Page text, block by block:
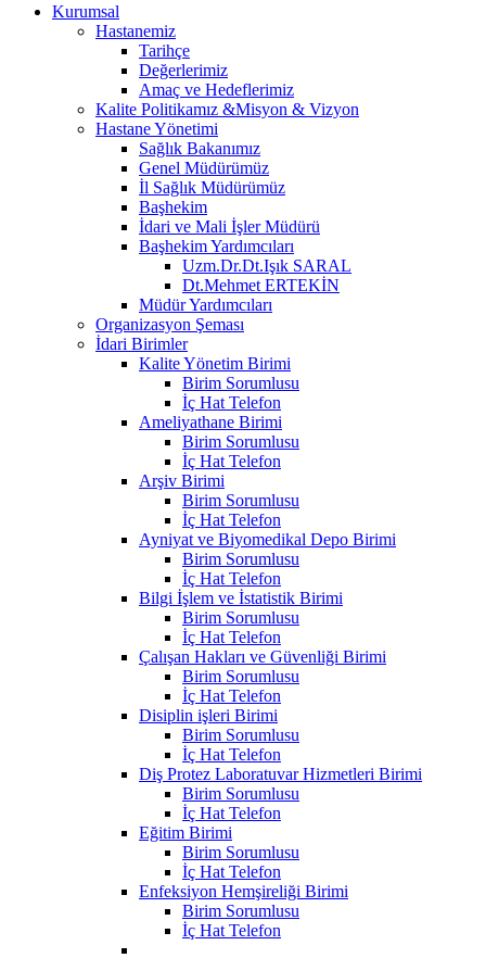
Kurumsal
Hastanemiz
Tarihçe
Değerlerimiz
Amaç ve Hedeflerimiz
Kalite Politikamız &Misyon & Vizyon
Hastane Yönetimi
Sağlık Bakanımız
Genel Müdürümüz
İl Sağlık Müdürümüz
Başhekim
İdari ve Mali İşler Müdürü
Başhekim Yardımcıları
Uzm.Dr.Dt.Işık SARAL
Dt.Mehmet ERTEKİN
Müdür Yardımcıları
Organizasyon Şeması
İdari Birimler
Kalite Yönetim Birimi
Birim Sorumlusu
İç Hat Telefon
Ameliyathane Birimi
Birim Sorumlusu
İç Hat Telefon
Arşiv Birimi
Birim Sorumlusu
İç Hat Telefon
Ayniyat ve Biyomedikal Depo Birimi
Birim Sorumlusu
İç Hat Telefon
Bilgi İşlem ve İstatistik Birimi
Birim Sorumlusu
İç Hat Telefon
Çalışan Hakları ve Güvenliği Birimi
Birim Sorumlusu
İç Hat Telefon
Disiplin işleri Birimi
Birim Sorumlusu
İç Hat Telefon
Diş Protez Laboratuvar Hizmetleri Birimi
Birim Sorumlusu
İç Hat Telefon
Eğitim Birimi
Birim Sorumlusu
İç Hat Telefon
Enfeksiyon Hemşireliği Birimi
Birim Sorumlusu
İç Hat Telefon